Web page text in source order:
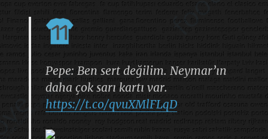
Pepe: Ben sert değilim. Neymar’ın
daha çok sarı kartı var.
https://t.co/qvuXMlFLqD